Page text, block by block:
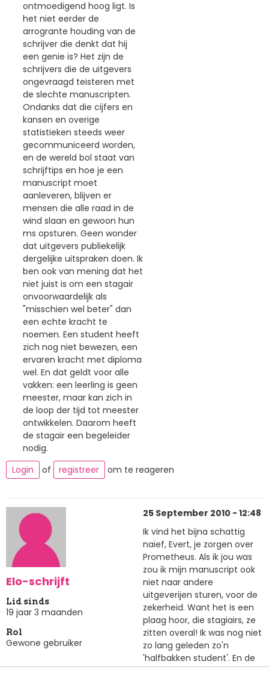
ontmoedigend hoog ligt. Is
het niet eerder de
arrogrante houding van de
schrijver die denkt dat hij
een genie is? Het zijn de
schrijvers die de uitgevers
ongevraagd teisteren met
de slechte manuscripten.
Ondanks dat die cijfers en
kansen en overige
statistieken steeds weer
gecommuniceerd worden,
en de wereld bol staat van
schrijftips en hoe je een
manuscript moet
aanleveren, blijven er
mensen die alle raad in de
wind slaan en gewoon hun
ms opsturen. Geen wonder
dat uitgevers publiekelijk
dergelijke uitspraken doen. Ik
ben ook van mening dat het
niet juist is om een stagair
onvoorwaardelijk als
"misschien wel beter" dan
een echte kracht te
noemen. Een student heeft
zich nog niet bewezen, een
ervaren kracht met diploma
wel. En dat geldt voor alle
vakken: een leerling is geen
meester, maar kan zich in
de loop der tijd tot meester
ontwikkelen. Daarom heeft
de stagair een begeleider
nodig.
Login
of registreer om te reageren
Elo-schrijft
Lid sinds
19 jaar 3 maanden
Rol
Gewone gebruiker
25 September 2010 - 12:48
Ik vind het bijna schattig
naïef, Evert, je zorgen over
Prometheus. Als ik jou was
zou ik mijn manuscript ook
niet naar andere
uitgeverijen sturen, voor de
zekerheid. Want het is een
plaag hoor, die stagiairs, ze
zitten overal! Ik was nog niet
zo lang geleden zo'n
'halfbakken student'. En de